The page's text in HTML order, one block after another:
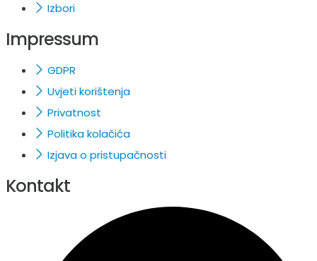
Izbori
Impressum
GDPR
Uvjeti korištenja
Privatnost
Politika kolačića
Izjava o pristupačnosti
Kontakt